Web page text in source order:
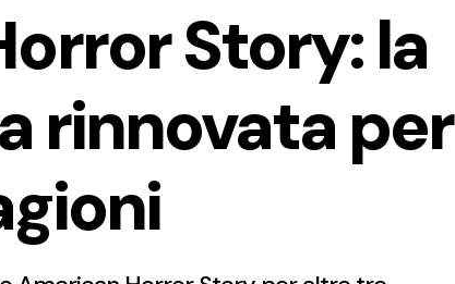
Story: la
rinnovata per